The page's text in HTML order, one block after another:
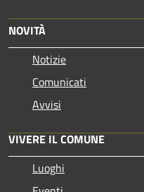
NOVITÀ
Notizie
Comunicati
Avvisi
VIVERE IL COMUNE
Luoghi